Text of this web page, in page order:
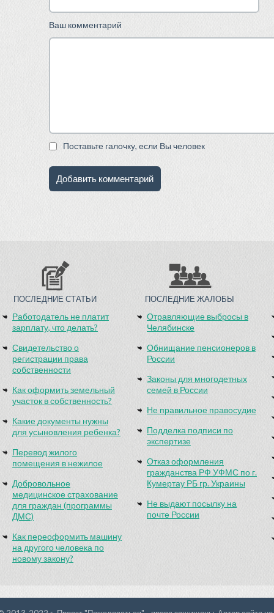
Ваш комментарий
Поставьте галочку, если Вы человек
ПОСЛЕДНИЕ СТАТЬИ
Работодатель не платит
зарплату, что делать?
Свидетельство о
регистрации права
собственности
Как оформить земельный
участок в собственность?
Какие документы нужны
для усыновления ребенка?
Перевод жилого
помещения в нежилое
Добровольное
медицинское страхование
для граждан (программы
ДМС)
Как переоформить машину
на другого человека по
новому закону?
ПОСЛЕДНИЕ ЖАЛОБЫ
Отравляющие выбросы в
Челябинске
Обнищание пенсионеров в
России
Законы для многодетных
семей в России
Не правильное правосудие
Подделка подписи по
экспертизе
Отказ оформления
гражданства РФ УФМС по г.
Кумертау РБ гр. Украины
Не выдают посылку на
почте России